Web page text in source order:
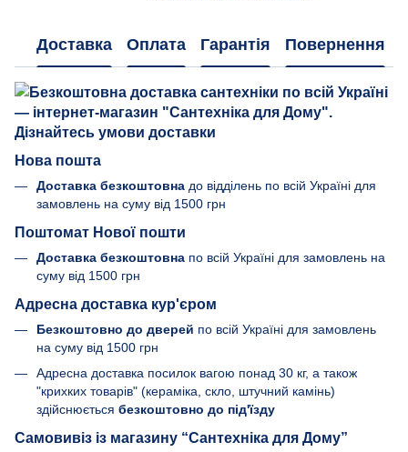
Доставка Оплата Гарантія Повернення
Нова пошта
Доставка безкоштовна до відділень по всій Україні для
замовлень на суму від 1500 грн
Поштомат Нової пошти
Доставка безкоштовна по всій Україні для замовлень на
суму від 1500 грн
Адресна доставка кур'єром
Безкоштовно до дверей по всій Україні для замовлень
на суму від 1500 грн
Адресна доставка посилок вагою понад 30 кг, а також
"крихких товарів" (кераміка, скло, штучний камінь)
здійснюється безкоштовно до під'їзду
Самовивіз із магазину “Сантехніка для Дому”